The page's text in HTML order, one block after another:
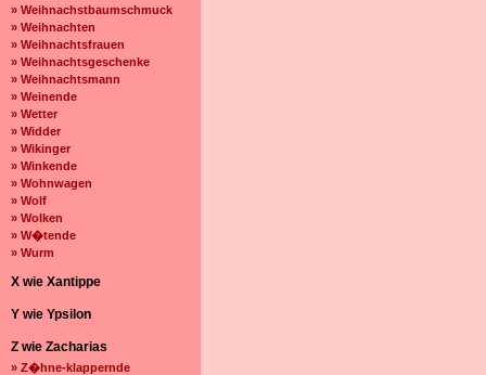
» Weihnachstbaumschmuck
» Weihnachten
» Weihnachtsfrauen
» Weihnachtsgeschenke
» Weihnachtsmann
» Weinende
» Wetter
» Widder
» Wikinger
» Winkende
» Wohnwagen
» Wolf
» Wolken
» W�tende
» Wurm
X wie Xantippe
Y wie Ypsilon
Z wie Zacharias
» Z�hne-klappernde